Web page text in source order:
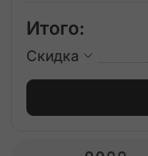
Итого:
Скидка